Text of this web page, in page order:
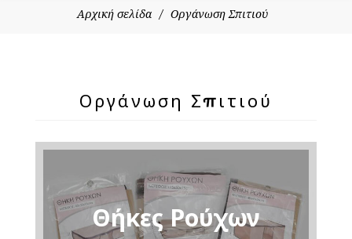
Αρχική σελίδα / Οργάνωση Σπιτιού
Θήκες Ρούχων
Οργάνωση Σπιτιού